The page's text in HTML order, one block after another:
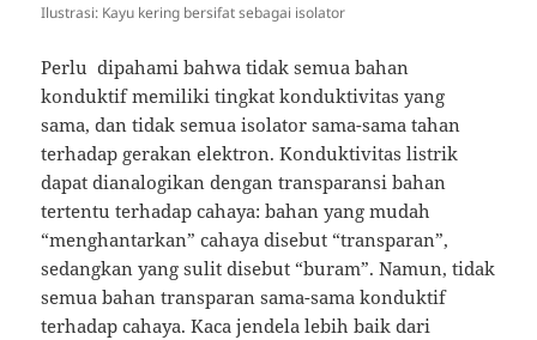
Ilustrasi: Kayu kering bersifat sebagai isolator
Perlu dipahami bahwa tidak semua bahan
konduktif memiliki tingkat konduktivitas yang
sama, dan tidak semua isolator sama-sama tahan
terhadap gerakan elektron. Konduktivitas listrik
dapat dianalogikan dengan transparansi bahan
tertentu terhadap cahaya: bahan yang mudah
“menghantarkan” cahaya disebut “transparan”,
sedangkan yang sulit disebut “buram”. Namun, tidak
semua bahan transparan sama-sama konduktif
terhadap cahaya. Kaca jendela lebih baik dari